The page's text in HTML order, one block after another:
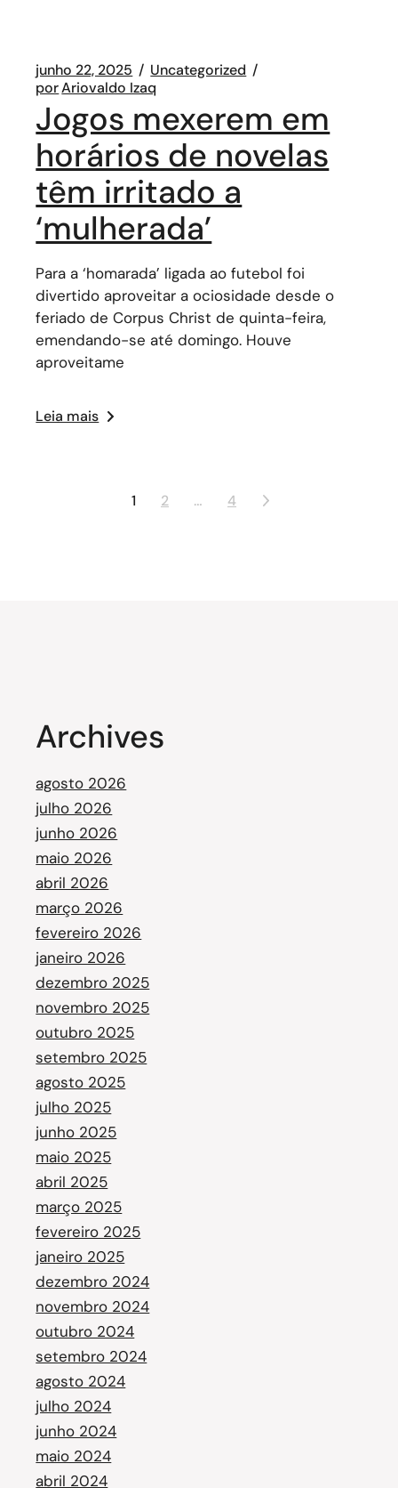
junho 22, 2025
Uncategorized
porAriovaldo Izaq
Jogos mexerem em
horários de novelas
têm irritado a
‘mulherada’
Para a ‘homarada’ ligada ao futebol foi
divertido aproveitar a ociosidade desde o
feriado de Corpus Christ de quinta-feira,
emendando-se até domingo. Houve
aproveitame
Leia mais
1 2 … 4
Archives
agosto 2026
julho 2026
junho 2026
maio 2026
abril 2026
março 2026
fevereiro 2026
janeiro 2026
dezembro 2025
novembro 2025
outubro 2025
setembro 2025
agosto 2025
julho 2025
junho 2025
maio 2025
abril 2025
março 2025
fevereiro 2025
janeiro 2025
dezembro 2024
novembro 2024
outubro 2024
setembro 2024
agosto 2024
julho 2024
junho 2024
maio 2024
abril 2024